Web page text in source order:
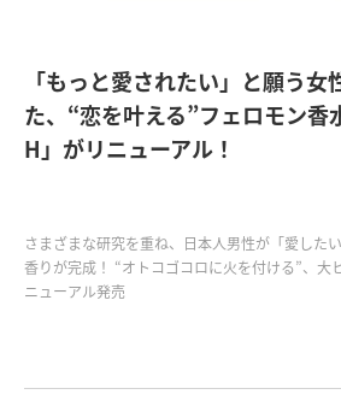
「もっと愛されたい」と願う
た、“恋を叶える”フェロモン香
H」がリニューアル！
さまざまな研究を重ね、日本人男性が「愛した
香りが完成！ “オトコゴコロに火を付ける”、大
ニューアル発売